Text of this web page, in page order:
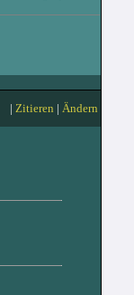
| Zitieren | Ändern